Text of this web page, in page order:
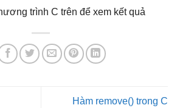
trình C trên để xem kết quả
Hàm remove() trong C